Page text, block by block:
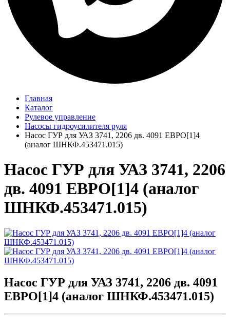
Главная
Каталог
Рулевое управление
Насосы гидроусилителя руля
Насос ГУР для УАЗ 3741, 2206 дв. 4091 ЕВРО[1]4
(аналог ШНКФ.453471.015)
Насос ГУР для УАЗ 3741, 2206
дв. 4091 ЕВРО[1]4 (аналог
ШНКФ.453471.015)
Насос ГУР для УАЗ 3741, 2206 дв. 4091
ЕВРО[1]4 (аналог ШНКФ.453471.015)